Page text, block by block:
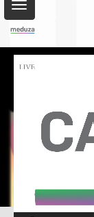
Toggle
navigation